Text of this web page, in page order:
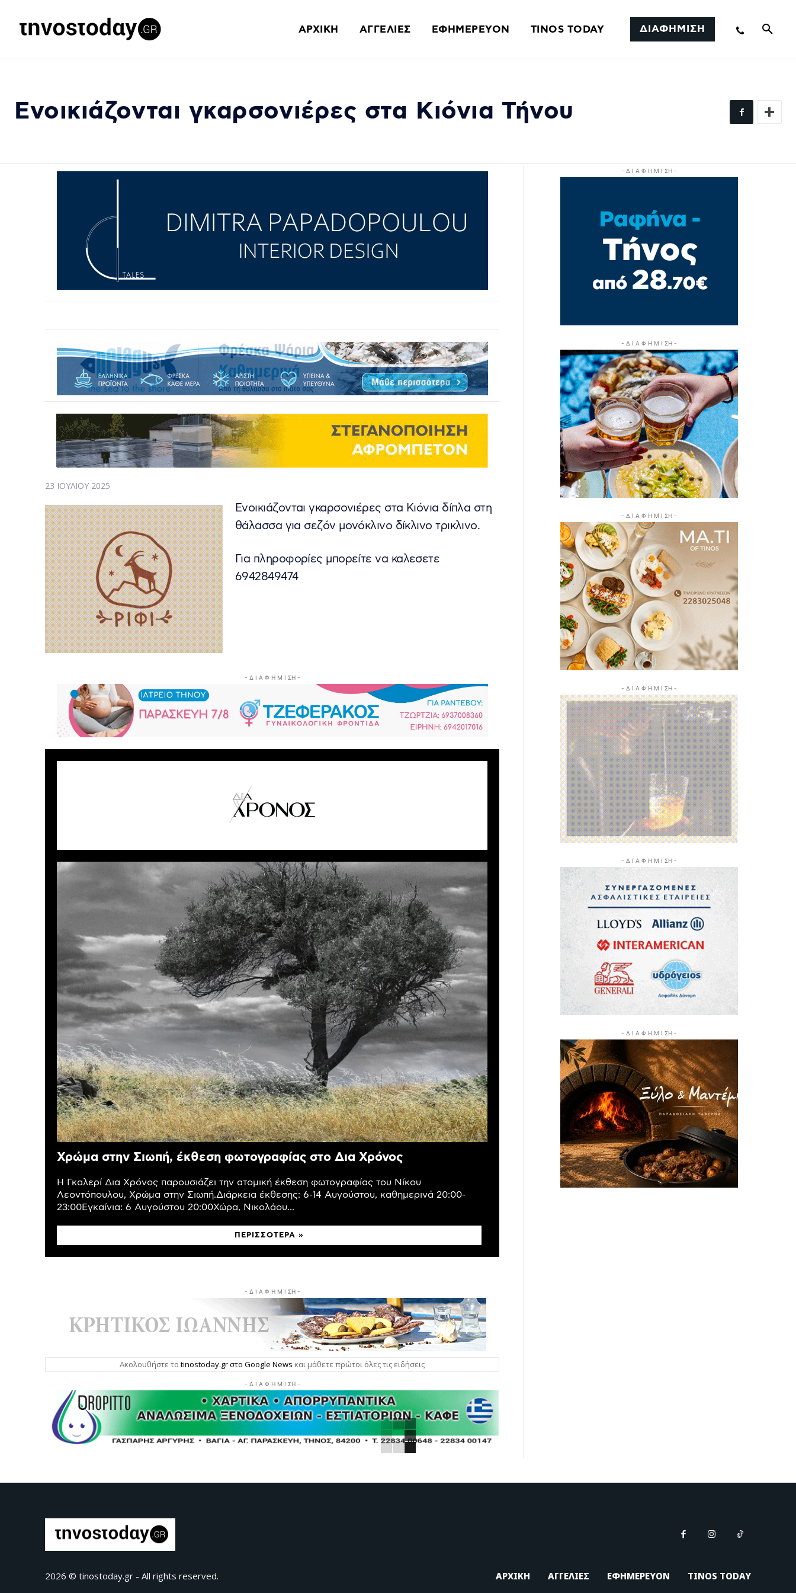
ΑΡΧΙΚΗ ΑΓΓΕΛΙΕΣ ΕΦΗΜΕΡΕΥΟΝ TINOS TODAY ΔΙΑΦΗΜΙΣΗ
Ενοικιάζονται γκαρσονιέρες στα Κιόνια Τήνου
23 ΙΟΥΛΊΟΥ 2025
Ενοικιάζονται γκαρσονιέρες στα Κιόνια δίπλα στη
θάλασσα για σεζόν μονόκλινο δίκλινο τρικλινο.
Για πληροφορίες μπορείτε να καλεσετε
6942849474
- Δ Ι Α Φ Η Μ Ι ΣΗ -
Χρώμα στην Σιωπή, έκθεση φωτογραφίας στο Δια Χρόνος
Η Γκαλερί Δια Χρόνος παρουσιάζει την ατομική έκθεση φωτογραφίας του Νίκου
Λεοντόπουλου, Χρώμα στην Σιωπή.Διάρκεια έκθεσης: 6-14 Αυγούστου, καθημερινά 20:00-
23:00Εγκαίνια: 6 Αυγούστου 20:00Χώρα, Νικολάου...
ΠΕΡΙΣΣΌΤΕΡΑ »
- Δ Ι Α Φ Η Μ Ι ΣΗ -
Ακολουθήστε το tinostoday.gr στο Google News και μάθετε πρώτοι όλες τις ειδήσεις
- Δ Ι Α Φ Η Μ Ι ΣΗ -
- Δ Ι Α Φ Η Μ Ι ΣΗ -
- Δ Ι Α Φ Η Μ Ι ΣΗ -
- Δ Ι Α Φ Η Μ Ι ΣΗ -
- Δ Ι Α Φ Η Μ Ι ΣΗ -
- Δ Ι Α Φ Η Μ Ι ΣΗ -
- Δ Ι Α Φ Η Μ Ι ΣΗ -
2026 © tinostoday.gr - All rights reserved. ΑΡΧΙΚΗ ΑΓΓΕΛΙΕΣ ΕΦΗΜΕΡΕΥΟΝ TINOS TODAY